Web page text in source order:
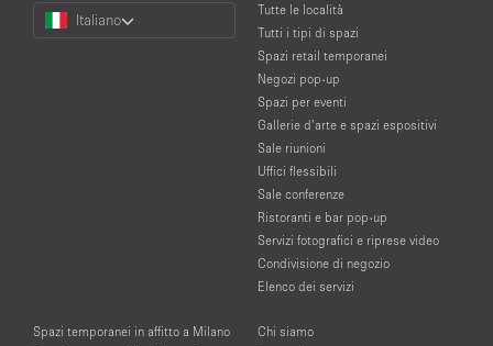
Choose
Language
Italiano
Tutte le località
Tutti i tipi di spazi
Spazi retail temporanei
Negozi pop-up
Spazi per eventi
Gallerie d’arte e spazi espositivi
Sale riunioni
Uffici flessibili
Sale conferenze
Ristoranti e bar pop-up
Servizi fotografici e riprese video
Condivisione di negozio
Elenco dei servizi
Spazi temporanei in affitto a Milano
Chi siamo